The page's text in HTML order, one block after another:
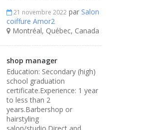
21 novembre 2022 par Salon
coiffure Amor2
Montréal, Québec, Canada
shop manager
Education: Secondary (high)
school graduation
certificate.Experience: 1 year
to less than 2
years.Barbershop or
hairstyling